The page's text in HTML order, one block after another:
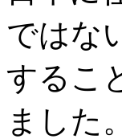
ではな
するこ
ました。